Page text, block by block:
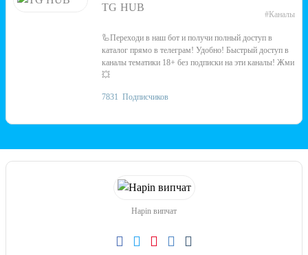
TG HUB
#Каналы
🦾Переходи в наш бот и получи полный доступ в
каталог прямо в телеграм! Удобно! Быстрый доступ в
каналы тематики 18+ без подписки на эти каналы! Жми
💥
7831 Подписчиков
Hapin випчат